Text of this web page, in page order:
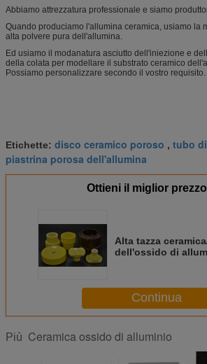
Abbiamo attrezzatura professionale e siamo
Quando produciamo l'allumina ceramica, usiamo la
alta polvere pura dell'allumina.
Ed usiamo il modanatura asciutto dell'iniezione e
della colata per modellare il substrato ceramico
Possiamo personalizzare secondo il vostro requisito.
Etichette: disco ceramico poroso , tubo
piastrina porosa dell'allumina
Ottieni il miglior
Alta tazza
dell'ossido di
Continua
Più Ceramica ossido di alluminio